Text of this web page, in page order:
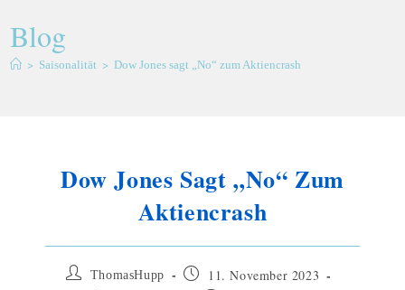
Blog
> Saisonalität > Dow Jones sagt „No“ zum Aktiencrash
Dow Jones Sagt „No“ Zum
Aktiencrash
ThomasHupp 11. November 2023